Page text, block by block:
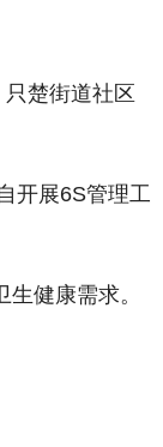
楚街道社区
开展6S管理工
健康需求。